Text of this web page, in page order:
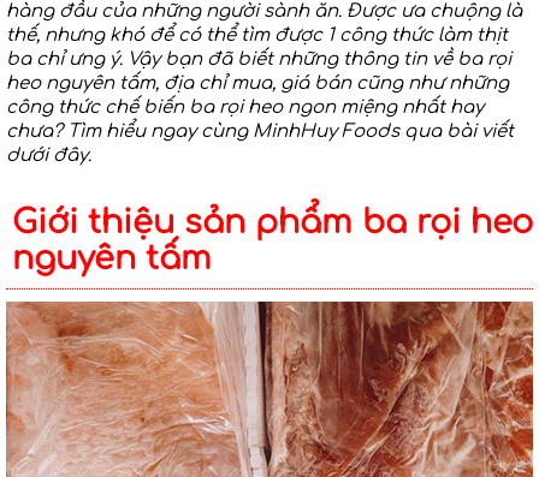
hàng đầu của những người sành ăn. Được ưa chuộng là
thế, nhưng khó để có thể tìm được 1 công thức làm thịt
ba chỉ ưng ý. Vậy bạn đã biết những thông tin về ba rọi
heo nguyên tấm, địa chỉ mua, giá bán cũng như những
công thức chế biến ba rọi heo ngon miệng nhất hay
chưa? Tìm hiểu ngay cùng MinhHuy Foods qua bài viết
dưới đây.
Giới thiệu sản phẩm ba rọi heo
nguyên tấm